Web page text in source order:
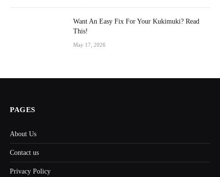
Want An Easy Fix For Your Kukimuki? Read
This!
May 17, 2026
PAGES
About Us
Contact us
Privacy Policy